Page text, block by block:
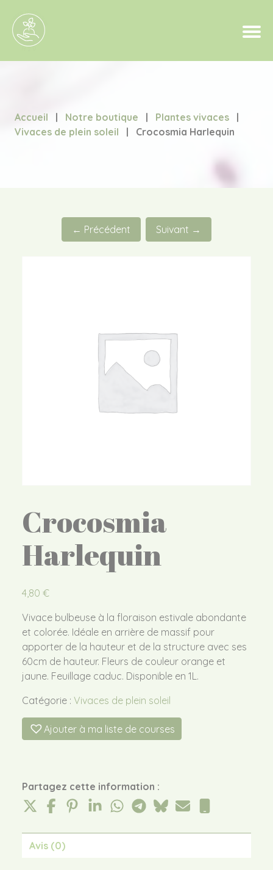
Accueil | Notre boutique | Plantes vivaces
|
Vivaces de plein soleil
| Crocosmia Harlequin
← Précédent Suivant →
Crocosmia
Harlequin
4,80 €
Vivace bulbeuse à la floraison estivale abondante
et colorée. Idéale en arrière de massif pour
apporter de la hauteur et de la structure avec ses
60cm de hauteur. Fleurs de couleur orange et
jaune. Feuillage caduc. Disponible en 1L.
Catégorie : Vivaces de plein soleil
Ajouter à ma liste de courses
Partagez cette information :
Avis (0)